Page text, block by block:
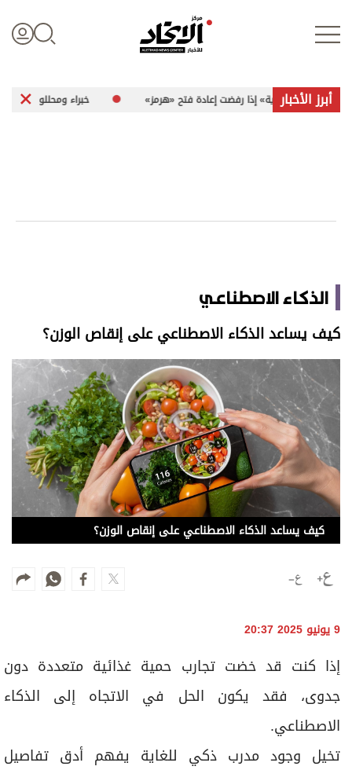
علوم الدار
اقتصاد
الرياضة
الترفيه
التعليم والمعرفة
الذكاء الاصطناعي
تغطيات
فيديو
بودكاست
قصة صورة
كاريكتير
برامج
عدد اليوم
أبرز الأخبار
قوية» إذا رفضت إعادة فتح «هرمز» خبراء ومحللون لـ «الاتحاد»: هجمات
الذكاء الاصطناعي
كيف يساعد الذكاء الاصطناعي على إنقاص الوزن؟
كيف يساعد الذكاء الاصطناعي على إنقاص الوزن؟
9 يونيو 2025 20:37
إذا كنت قد خضت تجارب حمية غذائية متعددة دون
جدوى، فقد يكون الحل في الاتجاه إلى الذكاء
الاصطناعي.
تخيل وجود مدرب ذكي للغاية يفهم أدق تفاصيل